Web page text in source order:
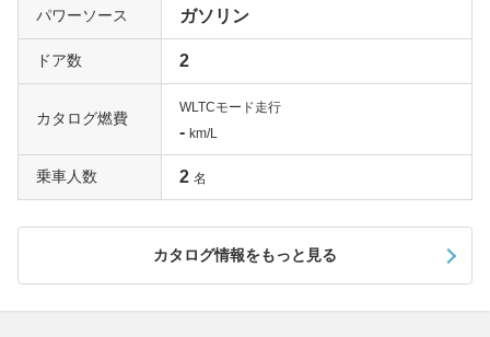
パワーソース ガソリン
ドア数 2
カタログ燃費
WLTCモード走行
- km/L
乗車人数 2 名
カタログ情報をもっと見る